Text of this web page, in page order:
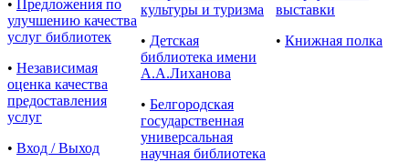
• Предложения по
улучшению качества
услуг библиотек
• Независимая
оценка качества
предоставления
услуг
• Вход / Выход
культуры и туризма
• Детская
библиотека имени
А.А.Лиханова
• Белгородская
государственная
универсальная
научная библиотека
выставки
• Книжная полка